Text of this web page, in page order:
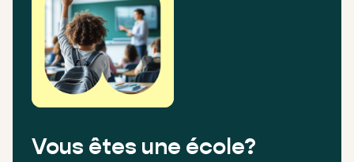
Vous êtes une école?